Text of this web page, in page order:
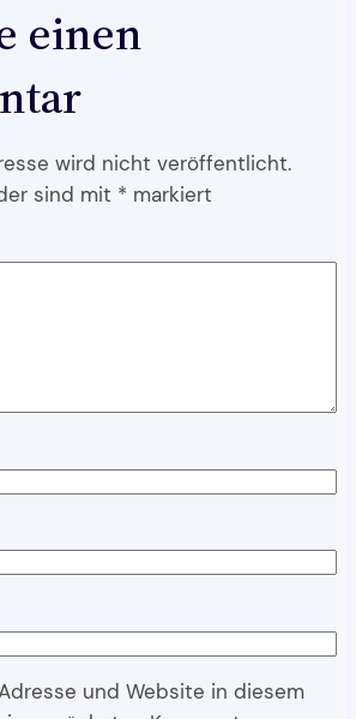
einen
wird nicht veröffentlicht.
sind mit * markiert
und Website in diesem